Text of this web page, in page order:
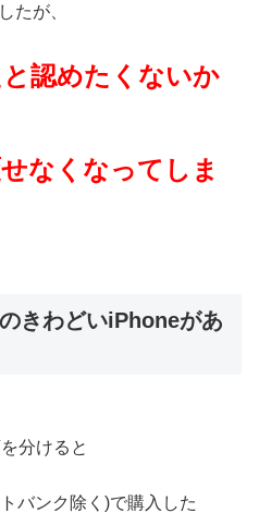
たが、
認めたくないか
なくなってしま
きわどいiPhoneがあ
分けると
バンク除く)で購入した